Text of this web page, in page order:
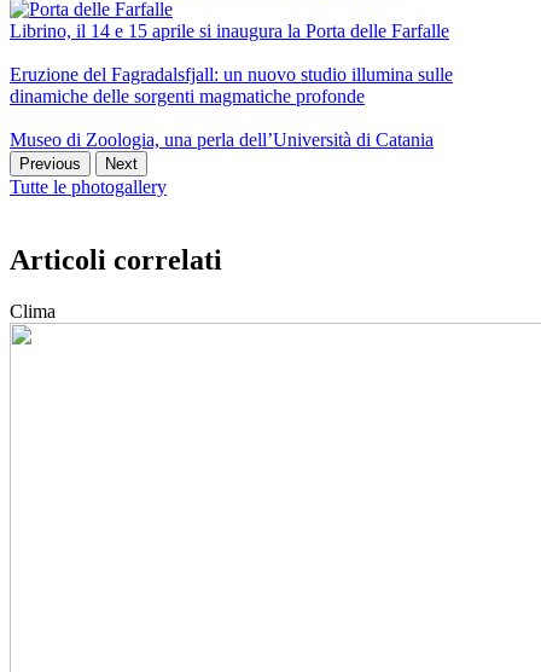
Librino, il 14 e 15 aprile si inaugura la Porta delle Farfalle
Eruzione del Fagradalsfjall: un nuovo studio illumina sulle
dinamiche delle sorgenti magmatiche profonde
Museo di Zoologia, una perla dell’Università di Catania
Previous Next
Tutte le photogallery
Articoli correlati
Clima